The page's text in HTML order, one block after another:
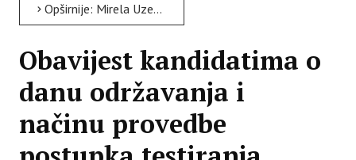
Opširnije: Mirela Uzelac Božac je dobitnica Državne nagrade za znanost
Obavijest kandidatima o
danu održavanja i
načinu provedbe